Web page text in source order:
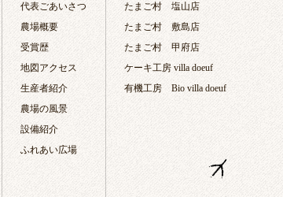
代表ごあいさつ
農場概要
受賞歴
地図アクセス
生産者紹介
農場の風景
設備紹介
ふれあい広場
たまご村 塩山店
たまご村 敷島店
たまご村 甲府店
ケーキ工房 villa doeuf
有機工房 Bio villa doeuf